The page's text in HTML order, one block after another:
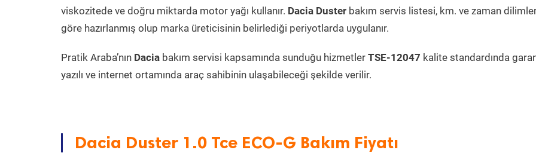
viskozitede ve doğru miktarda motor yağı kullanır. Dacia Duster bakım servis listesi, km. ve zaman
göre hazırlanmış olup marka üreticisinin belirlediği periyotlarda uygulanır.
Pratik Araba’nın Dacia bakım servisi kapsamında sunduğu hizmetler TSE-12047 kalite standardında
yazılı ve internet ortamında araç sahibinin ulaşabileceği şekilde verilir.
Dacia Duster 1.0 Tce ECO-G Bakım Fiyatı